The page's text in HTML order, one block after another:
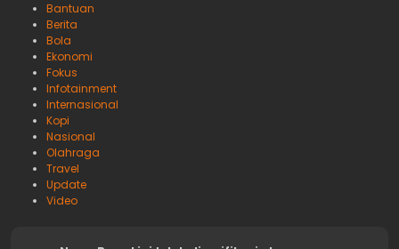
Bantuan
Berita
Bola
Ekonomi
Fokus
Infotainment
Internasional
Kopi
Nasional
Olahraga
Travel
Update
Video